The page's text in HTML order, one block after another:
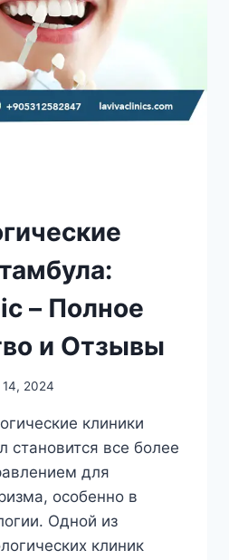
– Полное
и Отзывы
14, 2024
клиники
становится все более
для
особенно в
Одной из
клиник